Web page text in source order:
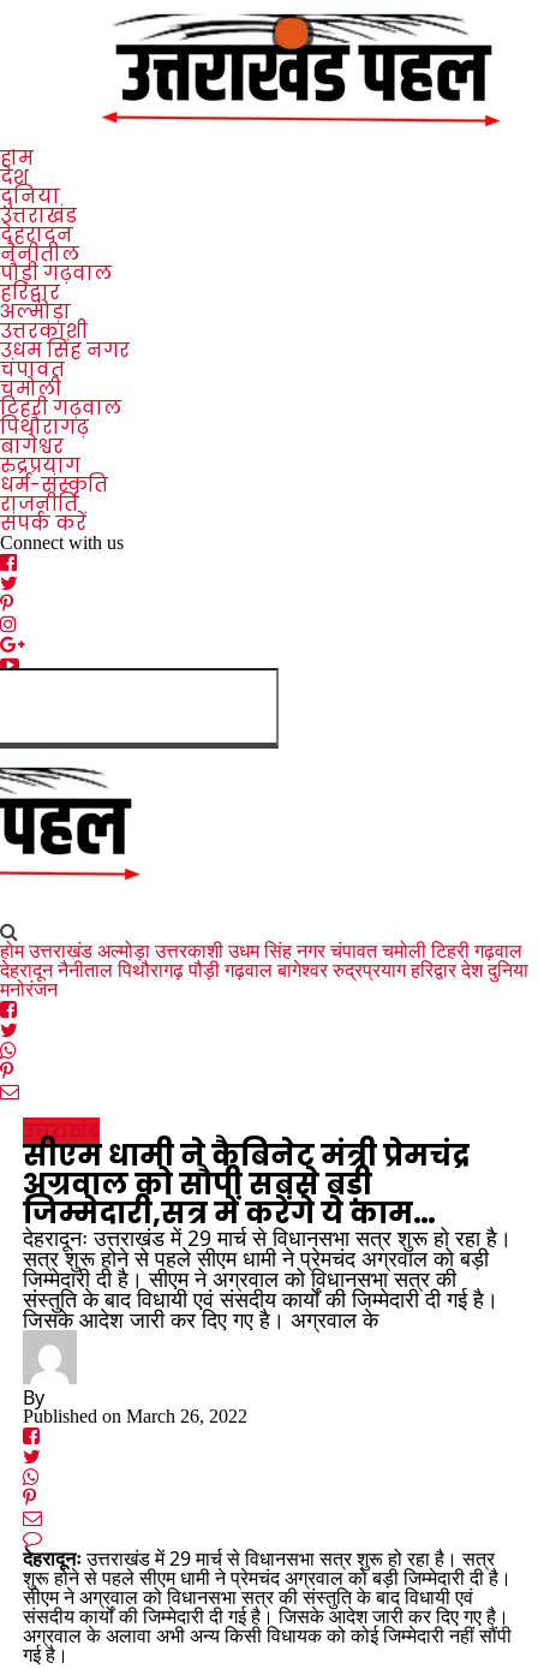
होम
देश
दुनिया
उत्तराखंड
देहरादून
नैनीताल
पौड़ी गढ़वाल
हरिद्वार
अल्मोड़ा
उत्तरकाशी
उधम सिंह नगर
चंपावत
चमोली
टिहरी गढ़वाल
पिथौरागढ़
बागेश्वर
रुद्रप्रयाग
धर्म-संस्कृति
राजनीति
संपर्क करें
Connect with us
होम उत्तराखंड अल्मोड़ा उत्तरकाशी उधम सिंह नगर चंपावत चमोली टिहरी गढ़वाल
देहरादून नैनीताल पिथौरागढ़ पौड़ी गढ़वाल बागेश्वर रुद्रप्रयाग हरिद्वार देश दुनिया
मनोरंजन
उत्तराखंड
सीएम धामी ने कैबिनेट मंत्री प्रेमचंद्र
अग्रवाल को सौपी सबसे बड़ी
जिम्मेदारी,सत्र में करेंगे ये काम…
देहरादूनः उत्तराखंड में 29 मार्च से विधानसभा सत्र शुरू हो रहा है।
सत्र शुरू होने से पहले सीएम धामी ने प्रेमचंद अग्रवाल को बड़ी
जिम्मेदारी दी है। सीएम ने अग्रवाल को विधानसभा सत्र की
संस्तुति के बाद विधायी एवं संसदीय कार्यों की जिम्मेदारी दी गई है।
जिसके आदेश जारी कर दिए गए है। अग्रवाल के
By
Published on March 26, 2022
देहरादूनःउत्तराखंड में 29 मार्च से विधानसभा सत्र शुरू हो रहा है। सत्र
शुरू होने से पहले सीएम धामी ने प्रेमचंद अग्रवाल को बड़ी जिम्मेदारी दी है।
सीएम ने अग्रवाल को विधानसभा सत्र की संस्तुति के बाद विधायी एवं
संसदीय कार्यों की जिम्मेदारी दी गई है। जिसके आदेश जारी कर दिए गए है।
अग्रवाल के अलावा अभी अन्य किसी विधायक को कोई जिम्मेदारी नहीं सौंपी
गई है।